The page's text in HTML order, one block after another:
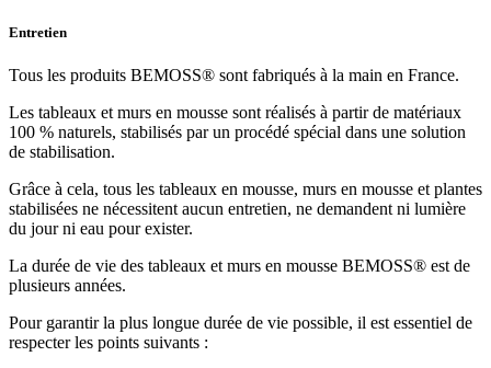
Entretien
Tous les produits BEMOSS® sont fabriqués à la main en France.
Les tableaux et murs en mousse sont réalisés à partir de matériaux
100 % naturels, stabilisés par un procédé spécial dans une solution
de stabilisation.
Grâce à cela, tous les tableaux en mousse, murs en mousse et plantes
stabilisées ne nécessitent aucun entretien, ne demandent ni lumière
du jour ni eau pour exister.
La durée de vie des tableaux et murs en mousse BEMOSS® est de
plusieurs années.
Pour garantir la plus longue durée de vie possible, il est essentiel de
respecter les points suivants :